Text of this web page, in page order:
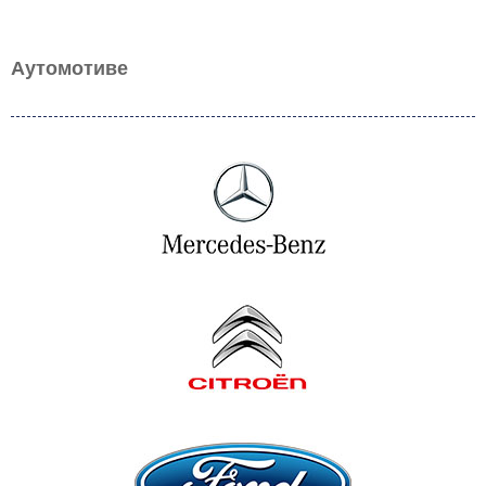
Аутомотиве